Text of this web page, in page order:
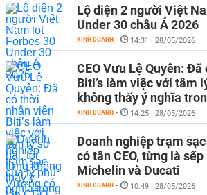
Lộ diện 2 người Việt
Under 30 châu Á 2026
KINH DOANH - 14:31 | 28/05/2026
CEO Vưu Lệ Quyên:
Biti’s làm việc với tâm
không thấy ý nghĩa
KINH DOANH - 14:25 | 28/05/2026
Doanh nghiệp trạm
có tân CEO, từng là
Michelin và Ducati
KINH DOANH - 10:49 | 28/05/2026